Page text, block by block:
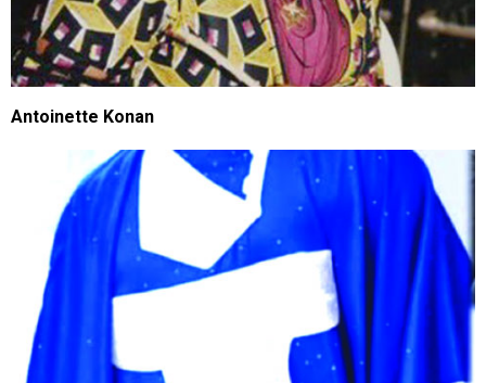
Antoinette Konan